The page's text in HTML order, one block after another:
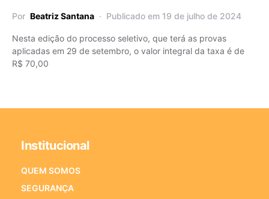
Por Beatriz Santana Publicado em 19 de julho de 2024
Nesta edição do processo seletivo, que terá as provas
aplicadas em 29 de setembro, o valor integral da taxa é de
R$ 70,00
Institucional
QUEM SOMOS
SEGURANÇA